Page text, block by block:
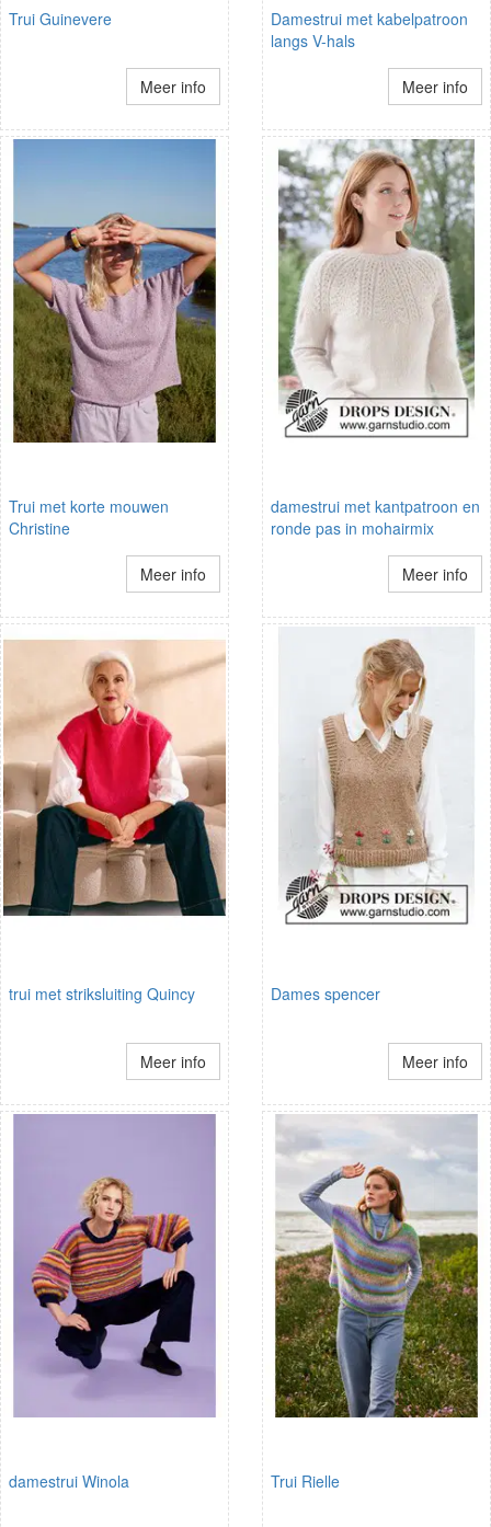
Trui Guinevere
Meer info
Damestrui met kabelpatroon
langs V-hals
Meer info
Trui met korte mouwen
Christine
Meer info
damestrui met kantpatroon en
ronde pas in mohairmix
Meer info
trui met striksluiting Quincy
Meer info
Dames spencer
Meer info
damestrui Winola Trui Rielle